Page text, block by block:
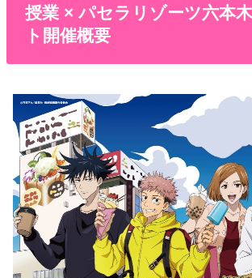
授業 × パセラリゾーツ六本
ト開催概要